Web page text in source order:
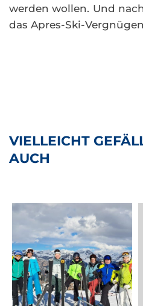
werden wollen. Und
das Apres-Ski-
VIELLEICHT
AUCH